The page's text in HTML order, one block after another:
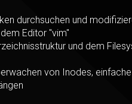
durchsuchen und
Editor "vim"
und dem
von Inodes,